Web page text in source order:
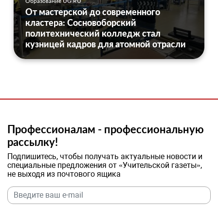
От мастерской до современного
кластера: Сосновоборский
политехнический колледж стал
кузницей кадров для атомной отрасли
Профессионалам - профессиональную
рассылку!
Подпишитесь, чтобы получать актуальные новости и
специальные предложения от «Учительской газеты»,
не выходя из почтового ящика